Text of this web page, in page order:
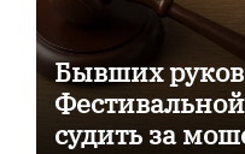
Бывших
судить за